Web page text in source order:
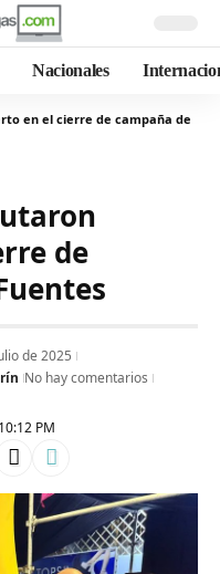
Nacionales
en el cierre de campaña de
de
PM
de 2025
No hay comentarios